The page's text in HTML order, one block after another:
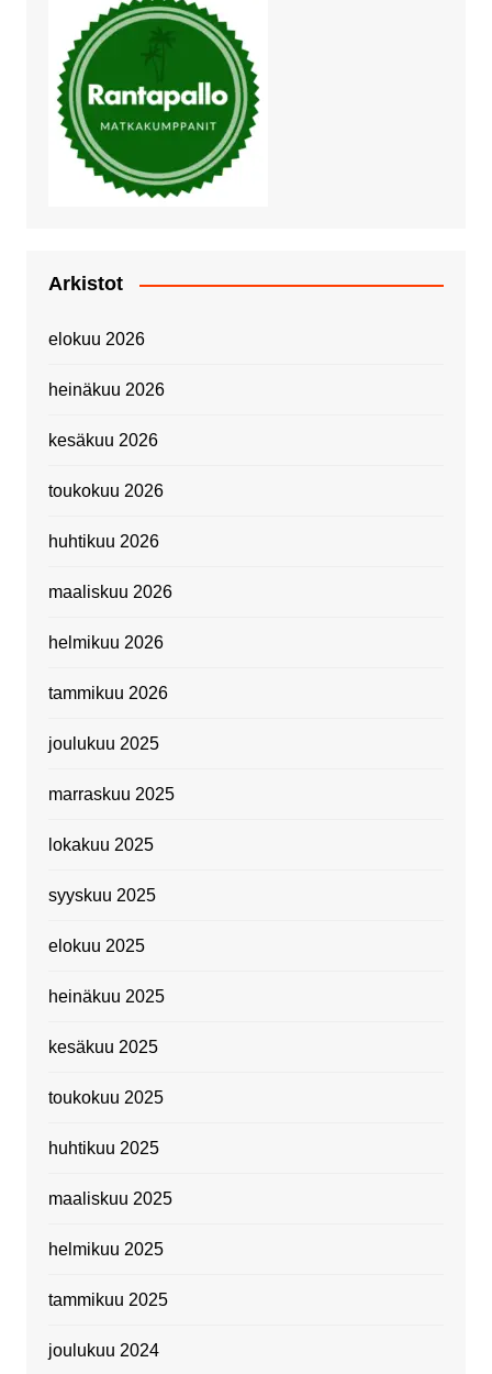
Arkistot
elokuu 2026
heinäkuu 2026
kesäkuu 2026
toukokuu 2026
huhtikuu 2026
maaliskuu 2026
helmikuu 2026
tammikuu 2026
joulukuu 2025
marraskuu 2025
lokakuu 2025
syyskuu 2025
elokuu 2025
heinäkuu 2025
kesäkuu 2025
toukokuu 2025
huhtikuu 2025
maaliskuu 2025
helmikuu 2025
tammikuu 2025
joulukuu 2024